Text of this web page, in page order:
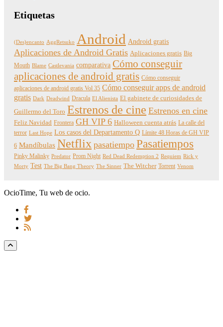
Etiquetas
(Des)encanto AggRetsuko Android Android gratis
Aplicaciones de Android Gratis Aplicaciones gratis Big
Mouth Blame Castlevania comparativa Cómo conseguir
aplicaciones de android gratis Cómo conseguir
aplicaciones de android gratis Vol 35 Cómo conseguir apps de android
gratis Dark Deadwind Dracula El Alienista El gabinete de curiosidades de
Guillermo del Toro Estrenos de cine Estrenos en cine
Feliz Navidad Frontera GH VIP 6 Halloween cuenta atrás La calle del
terror Last Hope Los casos del Departamento Q Límite 48 Horas de GH VIP
6 Mandíbulas Netflix pasatiempo Pasatiempos
Pinky Malinky Predator Prom Night Red Dead Redemption 2 Requiem Rick y
Morty Test The Big Bang Theory The Sinner The Witcher Torrent Venom
OcioTime, Tu web de ocio.